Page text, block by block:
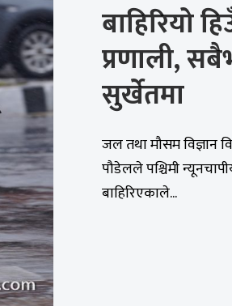
बाहिरियो
प्रणाली,
सुर्खेतमा
जल तथा मौसम विज्ञान
पौडेलले पश्चिमी
बाहिरिएकाले...